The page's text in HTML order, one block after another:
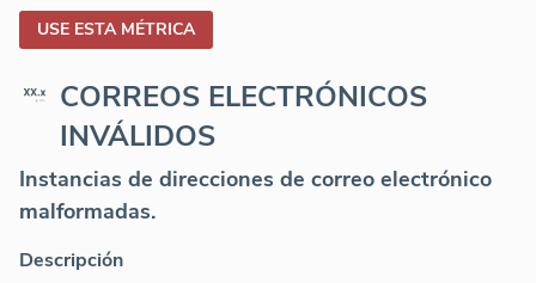
USE ESTA MÉTRICA
CORREOS ELECTRÓNICOS
INVÁLIDOS
Instancias de direcciones de correo electrónico
malformadas.
Descripción